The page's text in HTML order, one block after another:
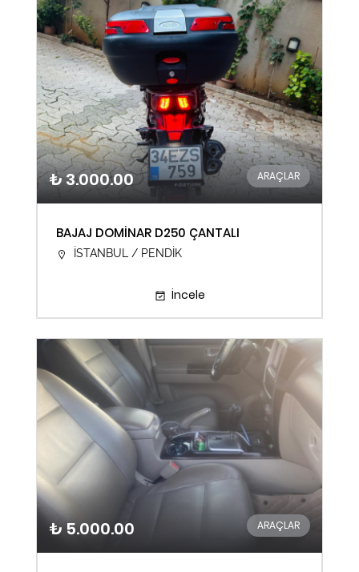
₺ 3.000.00 ARAÇLAR
BAJAJ DOMİNAR D250 ÇANTALI
İSTANBUL / PENDİK
İncele
₺ 5.000.00 ARAÇLAR